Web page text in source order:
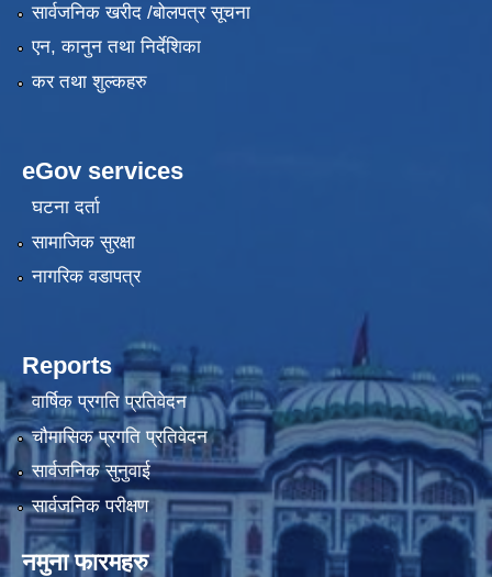
सार्वजनिक खरीद /बोलपत्र सूचना
एन, कानुन तथा निर्देशिका
कर तथा शुल्कहरु
eGov services
घटना दर्ता
सामाजिक सुरक्षा
नागरिक वडापत्र
Reports
वार्षिक प्रगति प्रतिवेदन
चौमासिक प्रगति प्रतिवेदन
सार्वजनिक सुनुवाई
सार्वजनिक परीक्षण
नमुना फारमहरु